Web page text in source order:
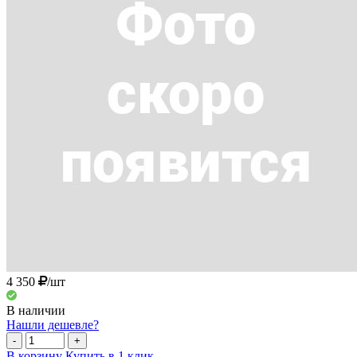
4 350 /шт
В наличии
Нашли дешевле?
- +